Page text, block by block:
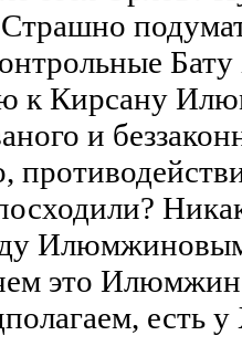
к Кирсану
и
это
есть